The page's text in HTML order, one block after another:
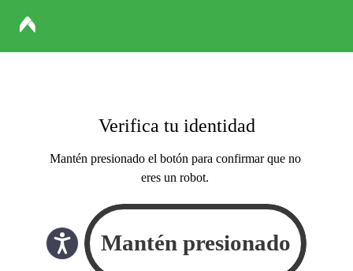
Verifica tu identidad
Mantén presionado el botón para confirmar que no
eres un robot.